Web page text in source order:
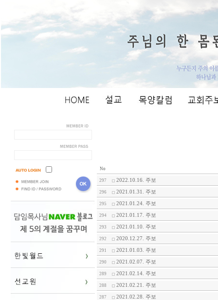
No
297 2022.10.16. 주보
296 2021.01.31. 주보
295 2021.01.24. 주보
294 2021.01.17. 주보
293 2021.01.10. 주보
292 2020.12.27. 주보
291 2021.01.03. 주보
290 2021.02.07. 주보
289 2021.02.14. 주보
288 2021.02.21. 주보
287 2021.02.28. 주보